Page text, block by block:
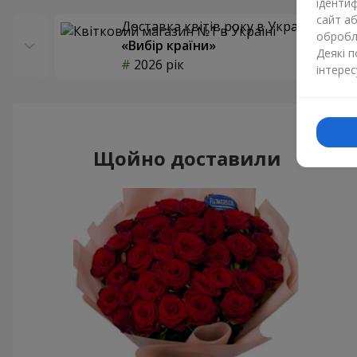
Доставка квітів року в Україні
«Вибір країни»
2026 рік
Щойно доставили
сайт
Деякі